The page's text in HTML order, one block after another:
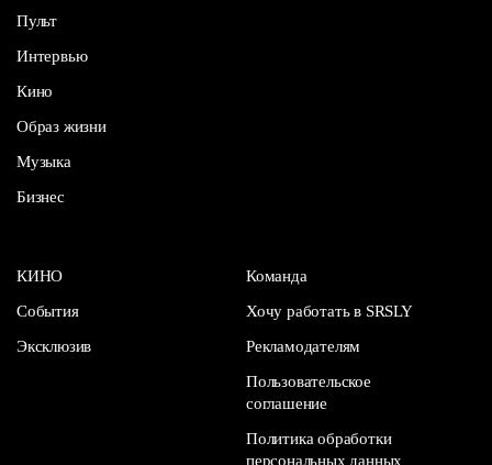
Пульт
Интервью
Кино
Образ жизни
Музыка
Бизнес
КИНО
События
Эксклюзив
Команда
Хочу работать в SRSLY
Рекламодателям
Пользовательское
соглашение
Политика обработки
персональных данных